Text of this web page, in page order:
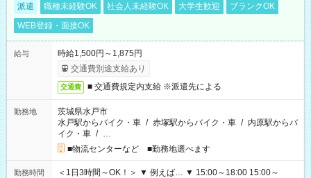
派遣 職種未経験OK 社会人未経験OK 大学生歓迎
ブランクOK
WEB登録・面接OK
給与
時給1,500円～1,875円
交通費別途支給あり
交通費 ■ 交通費規定内支給 ※派遣先による
勤務地
茨城県水戸市
水戸駅からバイク・車 / 赤塚駅からバイク・車 / 内原駅からバ
イク・車 / …
■物流センターなど ■勤務地選べます
勤務時間
＜1日3時間～OK！＞ ▼ 例えば… ▼ 15:00～18:00 15:00～